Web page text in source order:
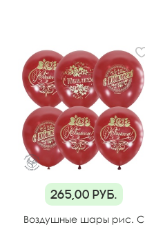
265,00 руб.
Воздушные шары рис. С